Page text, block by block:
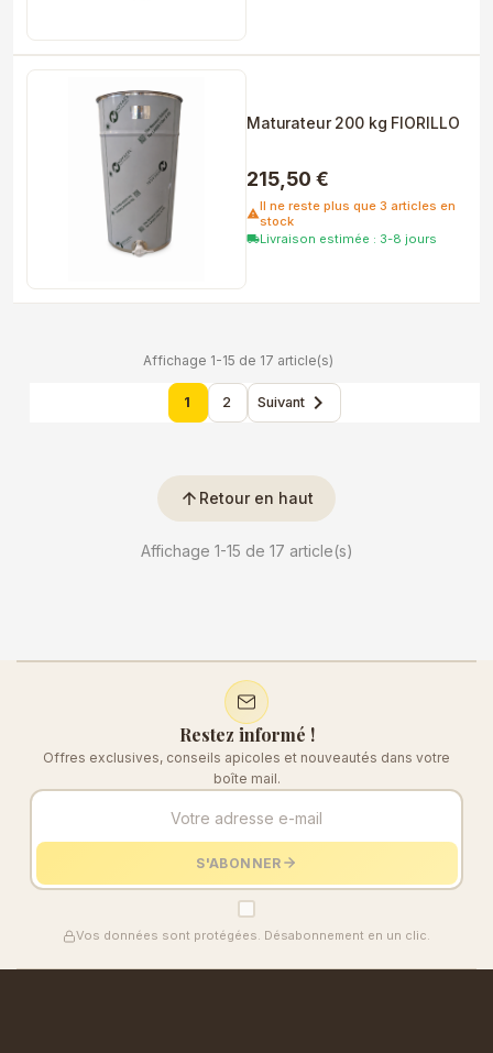
Maturateur 200 kg FIORILLO
215,50 €
warningIl ne reste plus que 3 articles en
stock
local_shippingLivraison estimée : 3-8 jours
Affichage 1-15 de 17 article(s)
1 2 Suivant 
arrow_upward Retour en haut
Affichage 1-15 de 17 article(s)
Restez informé !
Offres exclusives, conseils apicoles et nouveautés dans votre
boîte mail.
S'ABONNER
Vos données sont protégées. Désabonnement en un clic.